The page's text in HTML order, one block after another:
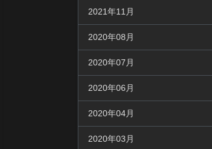
2021年11月
2020年08月
2020年07月
2020年06月
2020年04月
2020年03月